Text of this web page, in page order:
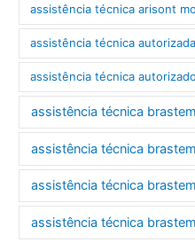
assistência técnica arisont
assistência técnica
assistência técnica
assistência técnica
assistência técnica
assistência técnica
assistência técnica